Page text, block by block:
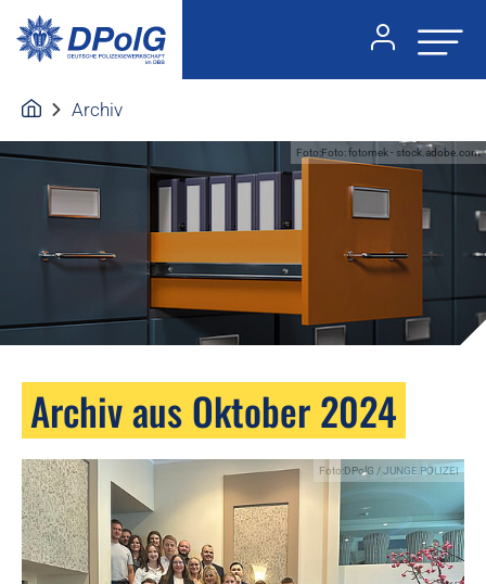
Archiv
Foto:Foto: fotomek - stock.adobe.com
Archiv aus Oktober 2024
Foto:DPolG / JUNGE POLIZEI